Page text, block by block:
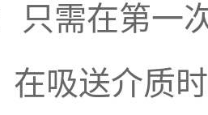
只需在第一
在吸送介质